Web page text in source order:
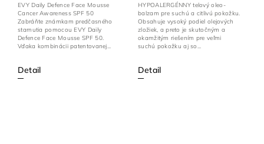
Detail
EVY Daily Defence Face Mousse
Cancer Awareness SPF 50
Zabráňte známkam predčasného
starnutia pomocou EVY Daily
Defence Face Mousse SPF 50.
Vďaka kombinácii patentovanej...
Detail
HYPOALERGÉNNY telový oleo-
balzam pre suchú a citlivú pokožku.
Obsahuje vysoký podiel olejových
zložiek, a preto je skutočným a
okamžitým riešením pre veľmi
suchú pokožku aj so...